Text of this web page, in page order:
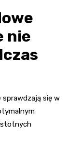
nie
sprawdzają się w